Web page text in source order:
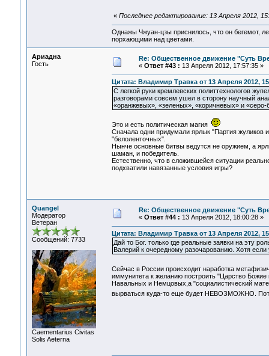
« Последнее редактирование: 13 Апреля 2012,
Однажы Чжуан-цзы приснилось, что он бегемот,
порхающими над цветами.
Ариадна
Гость
Re: Общественное движение "Суть
« Ответ #43 : 13 Апреля 2012, 17:57:35 »
Цитата: Владимир Травка от 13 Апреля 2012,
С легкой руки кремлевских политтехнологов
разговорами совсем ушел в сторону научный
«оранжевых», «зеленых», «коричневых» и
Это и есть политическая магия
Сначала одни придумали ярлык "Партия жуликов
"белоленточных".
Нынче основные битвы ведутся не оружием, а
шаман, и победитель.
Естественно, что в сложившейся ситуации
подхватили навязанные условия игры?
Quangel
Модератор
Ветеран
Сообщений: 7733
Сaementarius Civitas
Solis Aeterna
Re: Общественное движение "Суть
« Ответ #44 : 13 Апреля 2012, 18:00:28 »
Цитата: Владимир Травка от 13 Апреля 2012,
Дай то Бог. только где реальные заявки на эту
Валерий к очередному разочарованию. Хотя
Сейчас в России происходит наработка
иммунитета к желанию построить "Царство Божие
Навальных и Немцовых,а "социалистический
вырваться куда-то еще будет НЕВОЗМОЖНО.